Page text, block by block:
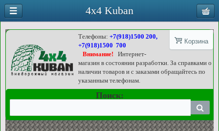
Корзина
Телефоны:+7(918)1500 200,
+7(918)1500 700
Внимание!
Интернет-
магазин в состоянии разработки. За справками о
наличии товаров и с заказами обращайтесь по
указанным телефонам.
Поиск:
4x4 Kuban